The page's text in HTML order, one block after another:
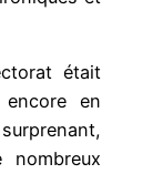
était
en